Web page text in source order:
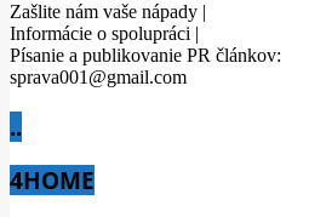
Zašlite nám vaše nápady |
Informácie o spolupráci |
Písanie a publikovanie PR článkov:
sprava001@gmail.com
..
4HOME